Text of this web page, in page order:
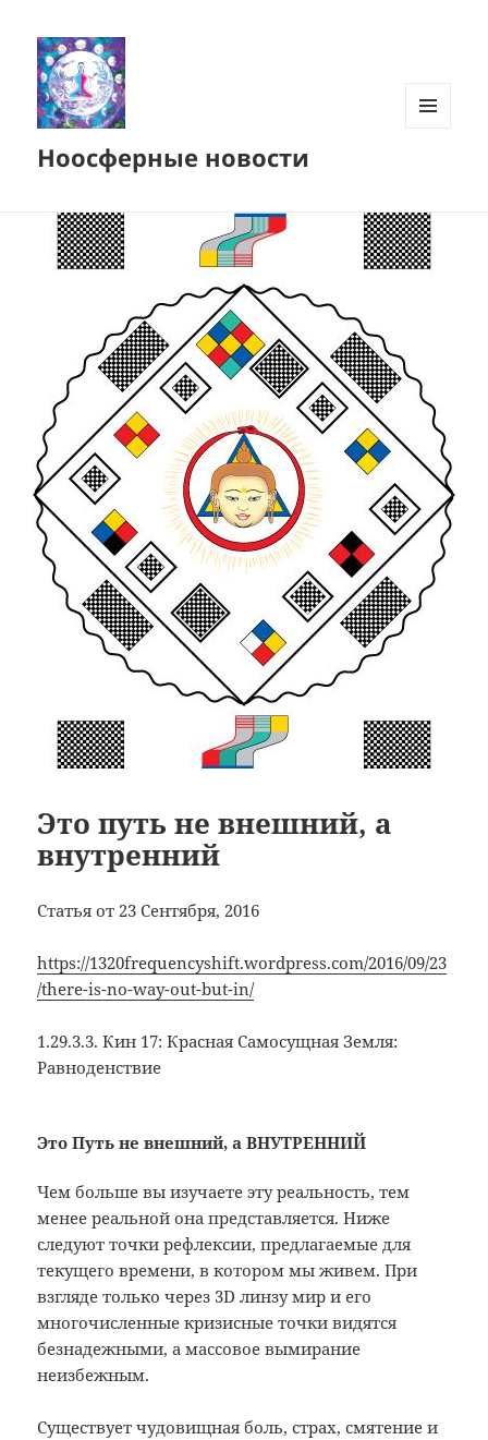
Ноосферные новости
Это путь не внешний, а
внутренний
Статья от 23 Сентября, 2016
https://1320frequencyshift.wordpress.com/2016/09/23
/there-is-no-way-out-but-in/
1.29.3.3. Кин 17: Красная Самосущная Земля:
Равноденствие
Это Путь не внешний, а ВНУТРЕННИЙ
Чем больше вы изучаете эту реальность, тем
менее реальной она представляется. Ниже
следуют точки рефлексии, предлагаемые для
текущего времени, в котором мы живем. При
взгляде только через 3D линзу мир и его
многочисленные кризисные точки видятся
безнадежными, а массовое вымирание
неизбежным.
Существует чудовищная боль, страх, смятение и